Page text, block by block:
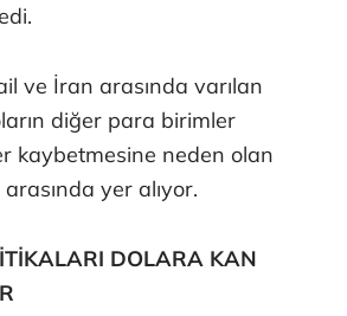
ve İran arasında varılan
diğer para birimler
kaybetmesine neden olan
yer alıyor.
DOLARA KAN